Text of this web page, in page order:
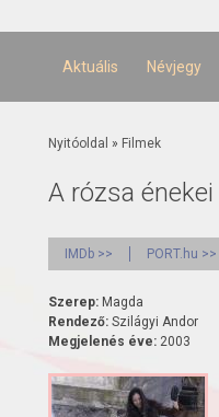
tartalomra
Aktuális Névjegy
Jelenlegi hely
Nyitóoldal » Filmek
A rózsa énekei
IMDb >> PORT.hu >>
Szerep: Magda
Rendező: Szilágyi Andor
Megjelenés éve: 2003